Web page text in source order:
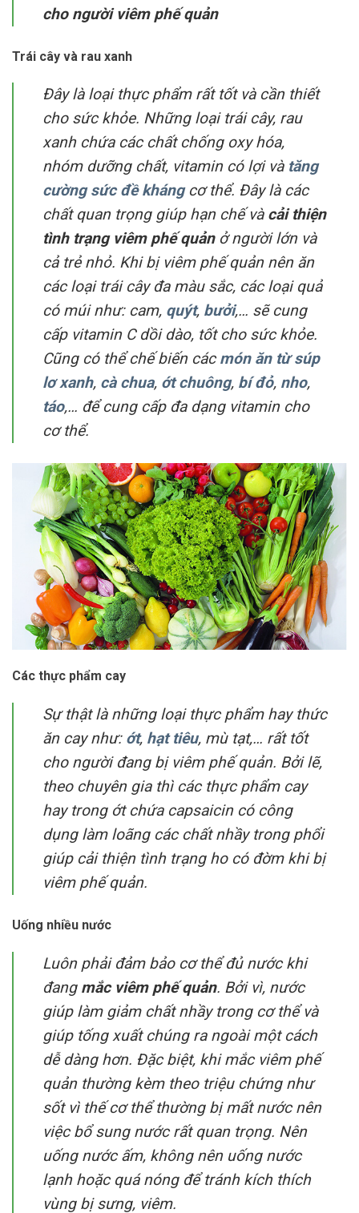
cho người viêm phế quản
Trái cây và rau xanh
Đây là loại thực phẩm rất tốt và cần thiết
cho sức khỏe. Những loại trái cây, rau
xanh chứa các chất chống oxy hóa,
nhóm dưỡng chất, vitamin có lợi và tăng
cường sức đề khángcơ thể. Đây là các
chất quan trọng giúp hạn chế và cải thiện
tình trạng viêm phế quảnở người lớn và
cả trẻ nhỏ. Khi bị viêm phế quản nên ăn
các loại trái cây đa màu sắc, các loại quả
có múi như: cam, quýt, bưởi,… sẽ cung
cấp vitamin C dồi dào, tốt cho sức khỏe.
Cũng có thể chế biến cácmón ăn từ súp
lơ xanh, cà chua, ớt chuông, bí đỏ, nho,
táo,… để cung cấp đa dạng vitamin cho
cơ thể.
Các thực phẩm cay
Sự thật là những loại thực phẩm hay thức
ăn cay như: ớt, hạt tiêu, mù tạt,… rất tốt
cho người đang bị viêm phế quản. Bởi lẽ,
theo chuyên gia thì các thực phẩm cay
hay trong ớt chứa capsaicin có công
dụng làm loãng các chất nhầy trong phổi
giúp cải thiện tình trạng ho có đờm khi bị
viêm phế quản.
Uống nhiều nước
Luôn phải đảm bảo cơ thể đủ nước khi
đang mắc viêm phế quản. Bởi vì, nước
giúp làm giảm chất nhầy trong cơ thể và
giúp tống xuất chúng ra ngoài một cách
dễ dàng hơn. Đặc biệt, khi mắc viêm phế
quản thường kèm theo triệu chứng như
sốt vì thế cơ thể thường bị mất nước nên
việc bổ sung nước rất quan trọng. Nên
uống nước ấm, không nên uống nước
lạnh hoặc quá nóng để tránh kích thích
vùng bị sưng, viêm.